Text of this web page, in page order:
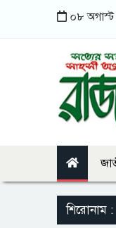
০৮ অগাস্ট
শিরোনাম :